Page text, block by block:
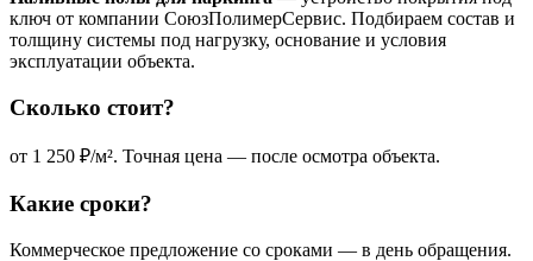
ключ от компании СоюзПолимерСервис. Подбираем состав и
толщину системы под нагрузку, основание и условия
эксплуатации объекта.
Сколько стоит?
от 1 250 ₽/м². Точная цена — после осмотра объекта.
Какие сроки?
Коммерческое предложение со сроками — в день обращения.